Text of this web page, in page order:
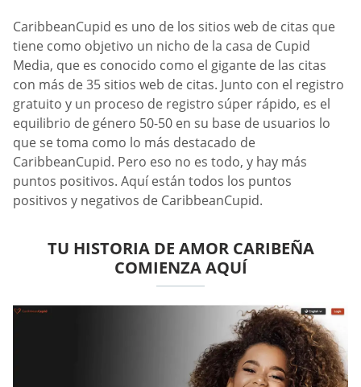
CaribbeanCupid es uno de los sitios web de citas que
tiene como objetivo un nicho de la casa de Cupid
Media, que es conocido como el gigante de las citas
con más de 35 sitios web de citas. Junto con el registro
gratuito y un proceso de registro súper rápido, es el
equilibrio de género 50-50 en su base de usuarios lo
que se toma como lo más destacado de
CaribbeanCupid. Pero eso no es todo, y hay más
puntos positivos. Aquí están todos los puntos
positivos y negativos de CaribbeanCupid.
TU HISTORIA DE AMOR CARIBEÑA
COMIENZA AQUÍ